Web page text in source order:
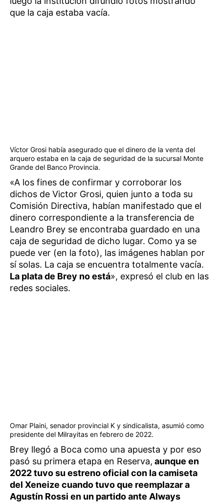
que la caja estaba vacía.
Víctor Grosi había asegurado que el dinero de la venta del
arquero estaba en la caja de seguridad de la sucursal Monte
Grande del Banco Provincia.
«A los fines de confirmar y corroborar los
dichos de Victor Grosi, quien junto a toda su
Comisión Directiva, habían manifestado que el
dinero correspondiente a la transferencia de
Leandro Brey se encontraba guardado en una
caja de seguridad de dicho lugar. Como ya se
puede ver (en la foto), las imágenes hablan por
sí solas. La caja se encuentra totalmente vacía.
La plata de Brey no está», expresó el club en las
redes sociales.
Omar Plaini, senador provincial K y sindicalista, asumió como
presidente del Milrayitas en febrero de 2022.
Brey llegó a Boca como una apuesta y por eso
pasó su primera etapa en Reserva, aunque en
2022 tuvo su estreno oficial con la camiseta
del Xeneize cuando tuvo que reemplazar a
Agustín Rossi en un partido ante Always